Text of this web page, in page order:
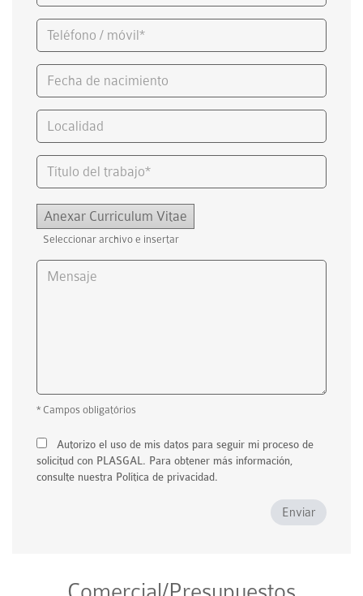
Anexar Curriculum Vitae
Seleccionar archivo e insertar
* Campos obligatórios
Autorizo el uso de mis datos para seguir mi proceso de
solicitud con PLASGAL. Para obtener más información,
consulte nuestra Política de privacidad.
Enviar